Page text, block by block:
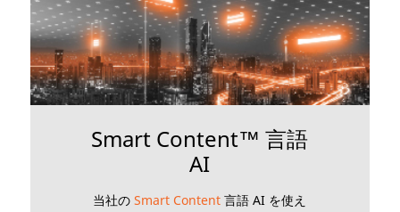
Smart Content™ 言語
AI
当社のSmart Content 言語 AI を使え